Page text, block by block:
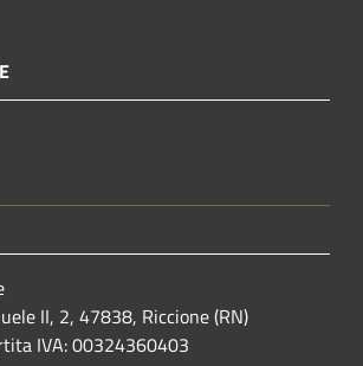
II, 2, 47838, Riccione (RN)
IVA: 00324360403